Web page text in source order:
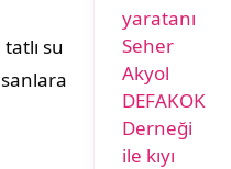
su